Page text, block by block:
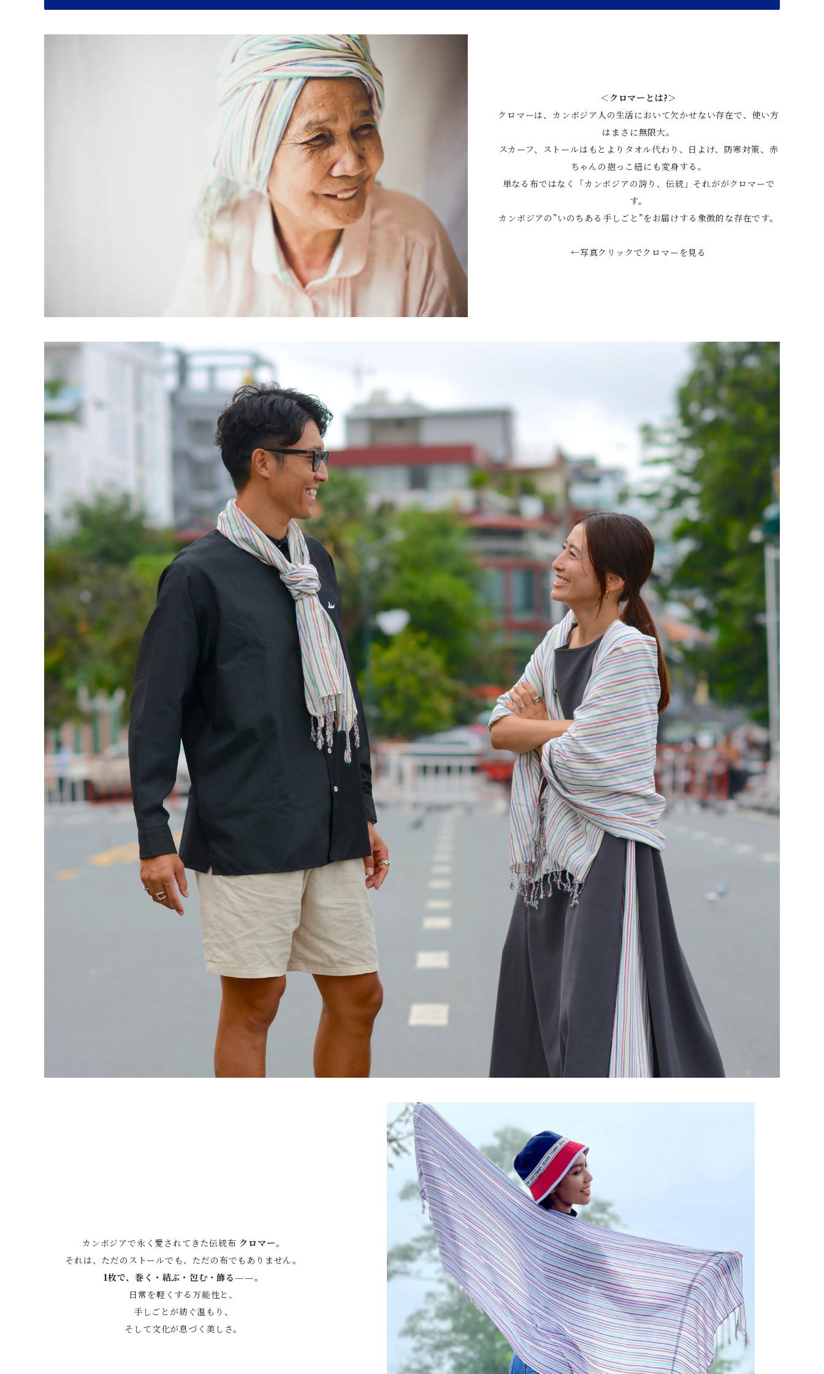
＜クロマーとは?＞
クロマーは、カンボジア人の生活において欠かせない存在で、使い方
はまさに無限大。
スカーフ、ストールはもとよりタオル代わり、日よけ、防寒対策、赤
ちゃんの抱っこ紐にも変身する。
単なる布ではなく「カンボジアの誇り、伝統」それががクロマーで
す。
カンボジアの”いのちある手しごと”をお届けする象徴的な存在です。
←写真クリックでクロマーを見る
カンボジアで永く愛されてきた伝統布 クロマー。
それは、ただのストールでも、ただの布でもありません。
1枚で、巻く・結ぶ・包む・飾る——。
日常を軽くする万能性と、
手しごとが紡ぐ温もり、
そして文化が息づく美しさ。